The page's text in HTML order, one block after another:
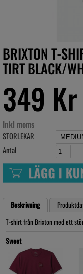
BRIXTON T-
TIRT BLACK/
349 Kr
Inkl moms
STORLEKAR
Antal
Beskrivning
T-shirt från Brixton med ett
Sweet